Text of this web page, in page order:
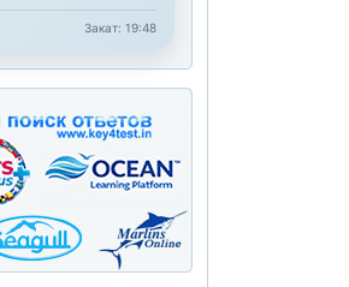
Закат: 19:48